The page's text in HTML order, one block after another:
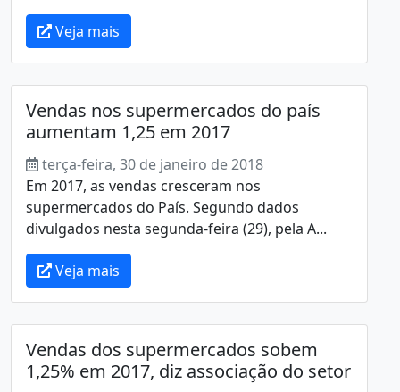
Veja mais
Vendas nos supermercados do país
aumentam 1,25 em 2017
terça-feira, 30 de janeiro de 2018
Em 2017, as vendas cresceram nos
supermercados do País. Segundo dados
divulgados nesta segunda-feira (29), pela A...
Veja mais
Vendas dos supermercados sobem
1,25% em 2017, diz associação do setor